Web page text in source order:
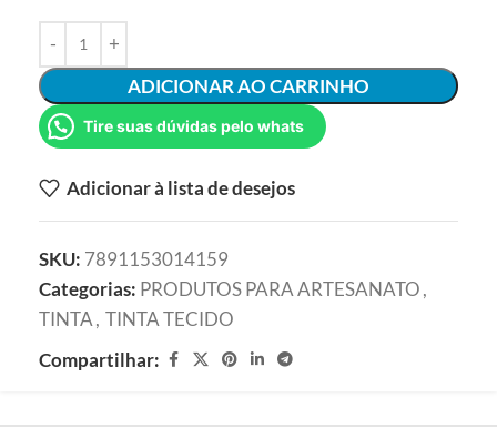
ADICIONAR AO CARRINHO
Tire suas dúvidas pelo whats
Adicionar à lista de desejos
SKU: 7891153014159
Categorias: PRODUTOS PARA ARTESANATO,
TINTA, TINTA TECIDO
Compartilhar: